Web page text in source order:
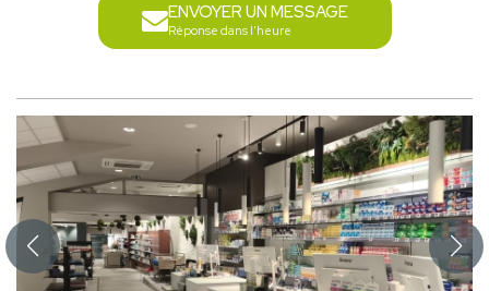
ENVOYER UN MESSAGE
Réponse dans l'heure